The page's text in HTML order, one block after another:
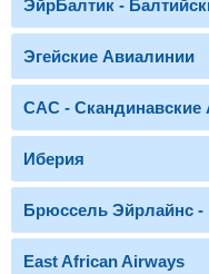
ЭйрБалтик -
Эгейские Авиалинии
САС - Скандинавские
Иберия
Брюссель Эйрлайнс -
East African Airways